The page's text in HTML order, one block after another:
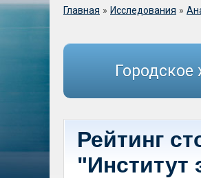
Вы здесь
Главная » Исследования »
Городское
Рейтинг
"Институт